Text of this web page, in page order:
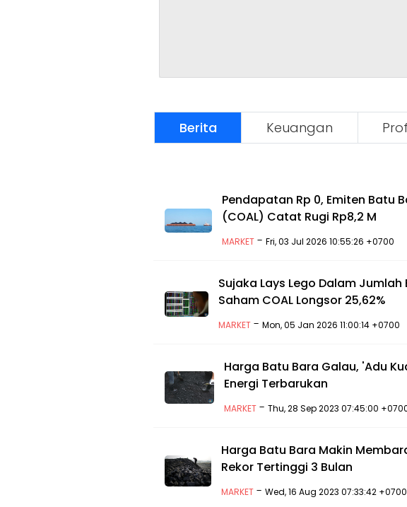
Berita Keuangan
Pendapatan Rp 0, Emiten Batu
(COAL) Catat Rugi Rp8,2 M
MARKET -Fri, 03 Jul 2026 10:55:26 +0700
Sujaka Lays Lego Dalam Jumlah
Saham COAL Longsor 25,62%
MARKET -Mon, 05 Jan 2026 11:00:14 +0700
Harga Batu Bara Galau, 'Adu
Energi Terbarukan
MARKET -Thu, 28 Sep 2023 07:45:00
Harga Batu Bara Makin
Rekor Tertinggi 3 Bulan
MARKET -Wed, 16 Aug 2023 07:33:42 +0700